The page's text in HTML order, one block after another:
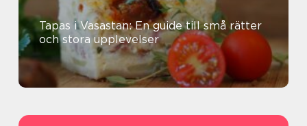
Tapas i Vasastan: En guide till små rätter
och stora upplevelser